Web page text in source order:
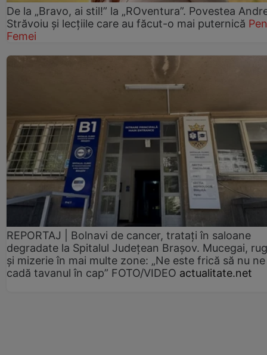
De la „Bravo, ai stil!” la „ROventura”. Povestea
Străvoiu și lecțiile care au făcut-o mai puternică
Femei
REPORTAJ | Bolnavi de cancer, tratați în saloane
degradate la Spitalul Județean Brașov. Mucegai,
și mizerie în mai multe zone: „Ne este frică să nu ne
cadă tavanul în cap” FOTO/VIDEO actualitate.net